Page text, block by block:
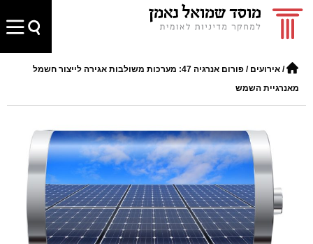
/ אירועים /
פורום אנרגיה 47: מערכות משולבות אגירה לייצור חשמל
מאנרגיית השמש